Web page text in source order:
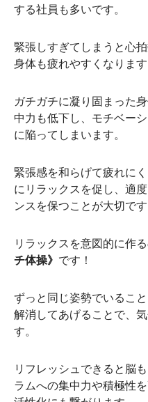
する社員も多いです。
緊張しすぎてしまうと心
身体も疲れやすくなります
ガチガチに凝り固まった
中力も低下し、モチベー
に陥ってしまいます。
緊張感を和らげて疲れに
にリラックスを促し、適
ンスを保つことが大切です
リラックスを意図的に作
チ体操》 です！
ずっと同じ姿勢でいるこ
解消してあげることで、
す。
リフレッシュできると脳
ラムへの集中力や積極性